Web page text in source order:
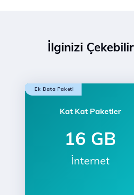
İlginizi Çekebilir
Ek Data Paketi
Kat Kat Paketler
16 GB
İnternet